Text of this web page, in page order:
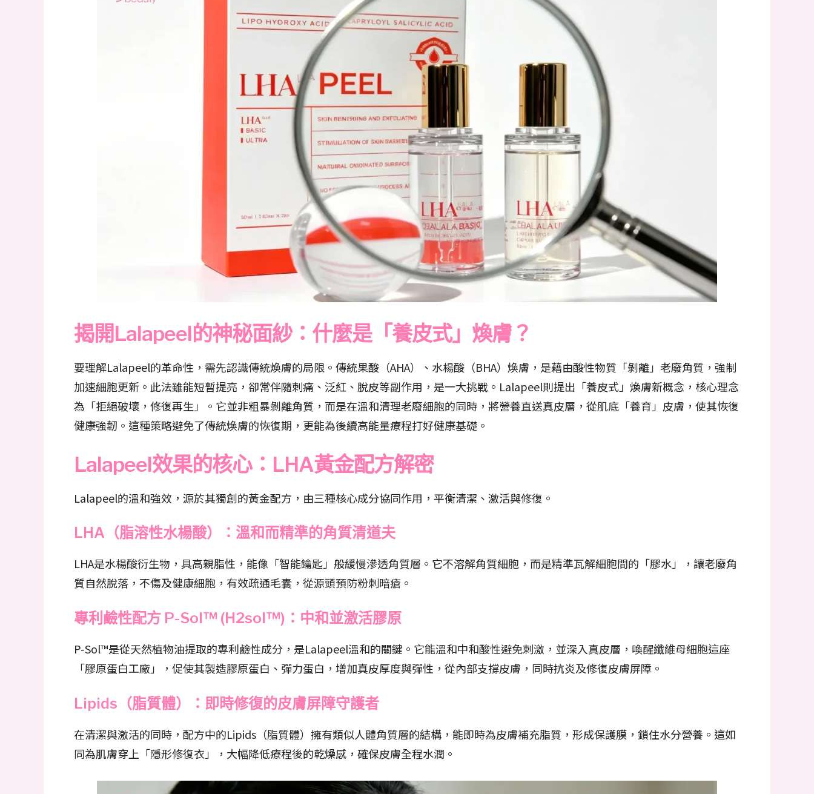
揭開Lalapeel的神秘面紗：什麼是「養皮式」煥膚？
要理解Lalapeel的革命性，需先認識傳統煥膚的局限。傳統果酸（AHA）、水楊酸（BHA）煥膚，是藉由酸性物質「剝離」老廢角質，強制
加速細胞更新。此法雖能短暫提亮，卻常伴隨刺痛、泛紅、脫皮等副作用，是一大挑戰。Lalapeel則提出「養皮式」煥膚新概念，核心理念
為「拒絕破壞，修復再生」。它並非粗暴剝離角質，而是在溫和清理老廢細胞的同時，將營養直送真皮層，從肌底「養育」皮膚，使其恢復
健康強韌。這種策略避免了傳統煥膚的恢復期，更能為後續高能量療程打好健康基礎。
Lalapeel效果的核心：LHA黃金配方解密
Lalapeel的溫和強效，源於其獨創的黃金配方，由三種核心成分協同作用，平衡清潔、激活與修復。
LHA（脂溶性水楊酸）：溫和而精準的角質清道夫
LHA是水楊酸衍生物，具高親脂性，能像「智能鑰匙」般緩慢滲透角質層。它不溶解角質細胞，而是精準瓦解細胞間的「膠水」，讓老廢角
質自然脫落，不傷及健康細胞，有效疏通毛囊，從源頭預防粉刺暗瘡。
專利鹼性配方 P-Sol™ (H2sol™)：中和並激活膠原
P-Sol™是從天然植物油提取的專利鹼性成分，是Lalapeel溫和的關鍵。它能溫和中和酸性避免刺激，並深入真皮層，喚醒纖維母細胞這座
「膠原蛋白工廠」，促使其製造膠原蛋白、彈力蛋白，增加真皮厚度與彈性，從內部支撐皮膚，同時抗炎及修復皮膚屏障。
Lipids（脂質體）：即時修復的皮膚屏障守護者
在清潔與激活的同時，配方中的Lipids（脂質體）擁有類似人體角質層的結構，能即時為皮膚補充脂質，形成保護膜，鎖住水分營養。這如
同為肌膚穿上「隱形修復衣」，大幅降低療程後的乾燥感，確保皮膚全程水潤。